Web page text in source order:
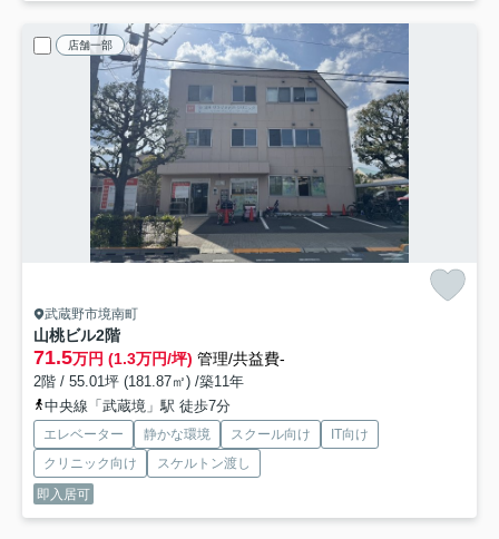
店舗一部
武蔵野市境南町
山桃ビル2階
71.5万円 (1.3万円/坪) 管理/共益費-
2階 / 55.01坪 (181.87㎡) /築11年
中央線「武蔵境」駅 徒歩7分
エレベーター 静かな環境 スクール向け
IT向け
クリニック向け
スケルトン渡し
即入居可